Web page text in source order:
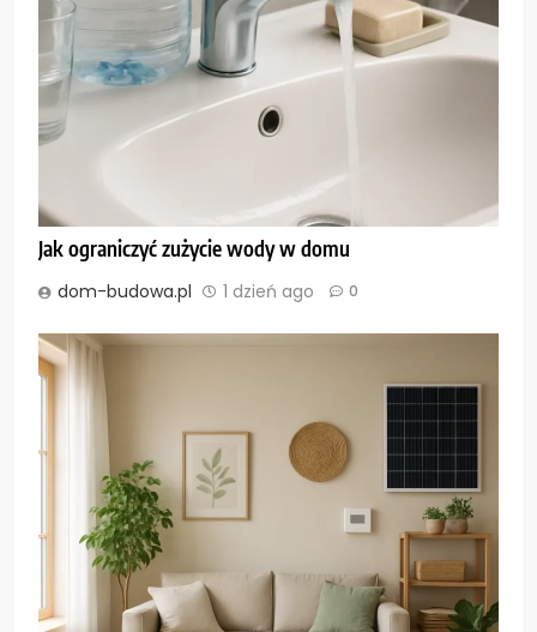
Jak ograniczyć zużycie wody w domu
dom-budowa.pl 1 dzień ago 0